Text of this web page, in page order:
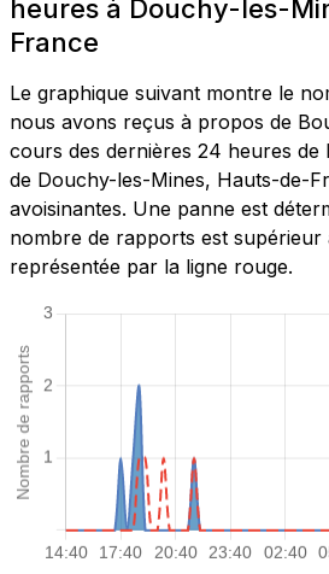
heures à Douchy-les-
France
Le graphique suivant montre le
nous avons reçus à propos de
cours des dernières 24 heures de
de Douchy-les-Mines, Hauts-de-
avoisinantes. Une panne est
nombre de rapports est supérieur
représentée par la ligne rouge.